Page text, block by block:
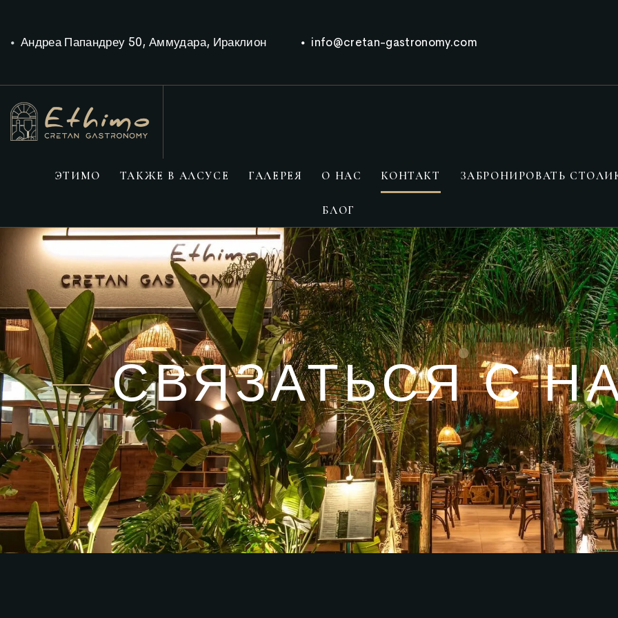
Андреа Папандреу 50, Аммудара, Ираклион info@cretan-gastronomy.com
ЭТИМО ТАКЖЕ В АЛСУСЕ ГАЛЕРЕЯ О НАС КОНТАКТ ЗАБРОНИРОВАТЬ
БЛОГ
СВЯЗАТЬСЯ С